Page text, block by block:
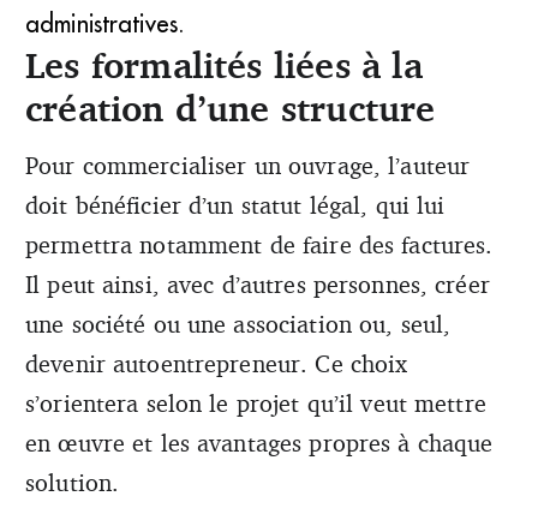
administratives.
Les formalités liées à la
création d’une structure
Pour commercialiser un ouvrage, l’auteur
doit bénéficier d’un statut légal, qui lui
permettra notamment de faire des factures.
Il peut ainsi, avec d’autres personnes, créer
une société ou une association ou, seul,
devenir autoentrepreneur. Ce choix
s’orientera selon le projet qu’il veut mettre
en œuvre et les avantages propres à chaque
solution.